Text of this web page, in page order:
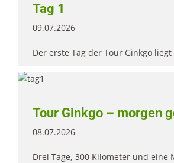
Tag 1
09.07.2026
Der erste Tag der Tour Ginkgo
Tour Ginkgo – morgen
08.07.2026
Drei Tage, 300 Kilometer und eine